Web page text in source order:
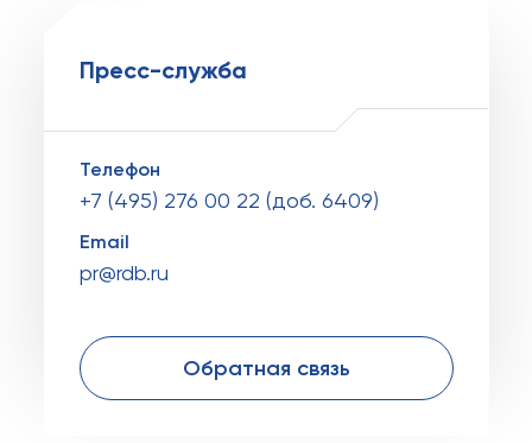
Пресс-служба
Телефон
+7 (495) 276 00 22 (доб. 6409)
Email
pr@rdb.ru
Обратная связь